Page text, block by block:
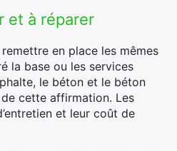
et à réparer
en place les mêmes
la base ou les services
le béton et le béton
cette affirmation. Les
et leur coût de